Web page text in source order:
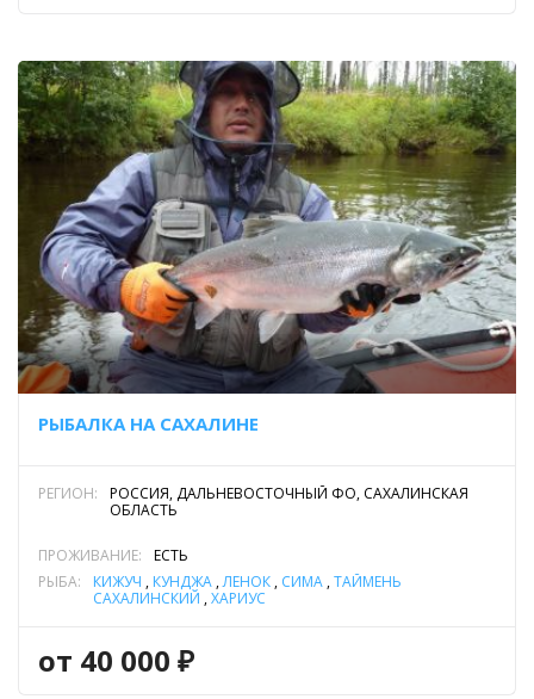
РЫБАЛКА НА САХАЛИНЕ
РЕГИОН:
РОССИЯ, ДАЛЬНЕВОСТОЧНЫЙ ФО, САХАЛИНСКАЯ
ОБЛАСТЬ
ПРОЖИВАНИЕ:
ЕСТЬ
РЫБА:
КИЖУЧ , КУНДЖА ,ЛЕНОК , СИМА ,ТАЙМЕНЬ
САХАЛИНСКИЙ ,ХАРИУС
от 40 000 ₽